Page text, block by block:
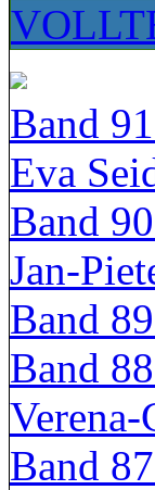
Band
Eva
Band
Jan-
Band
Band
Band